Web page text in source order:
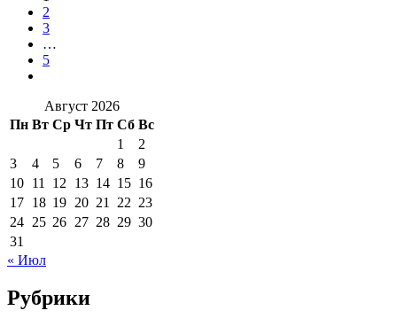
2
3
…
5
Август 2026
Пн Вт Ср Чт Пт Сб Вс
1
2
3
4 5 6 7 8
9
10 11 12 13 14 15 16
17 18 19 20 21 22 23
24 25 26 27 28 29 30
31
« Июл
Рубрики